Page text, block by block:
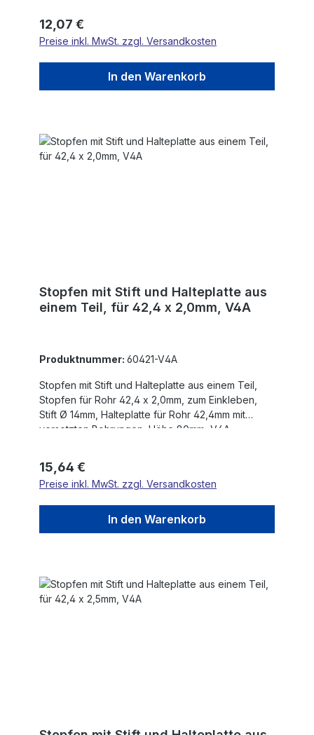
Regulärer Preis:
12,07 €
Preise inkl. MwSt. zzgl. Versandkosten
In den Warenkorb
Stopfen mit Stift und Halteplatte aus
einem Teil, für 42,4 x 2,0mm, V4A
Produktnummer: 60421-V4A
Stopfen mit Stift und Halteplatte aus einem Teil,
Stopfen für Rohr 42,4 x 2,0mm, zum Einkleben,
Stift Ø 14mm, Halteplatte für Rohr 42,4mm mit
versetzten Bohrungen, Höhe 80mm, V4A
Regulärer Preis:
15,64 €
Preise inkl. MwSt. zzgl. Versandkosten
In den Warenkorb